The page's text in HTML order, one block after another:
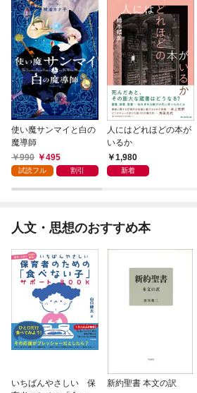
使い魔サンマイと白の
魔導師
990
495
試読フル 割引
人にはどれほどの本が
いるか
1,980
新着
人文・思想のおすすめ本
いちばんやさしい 保
新約聖書 本文の訳